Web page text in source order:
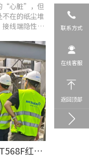
“心脏”，但
在的纸尘堆
线端隐性发
声热融合，降本增效 | UT568F红外声成像仪，以智能巡检筑牢气体厂区安全屏障
联系方式
在线客服
返回顶部